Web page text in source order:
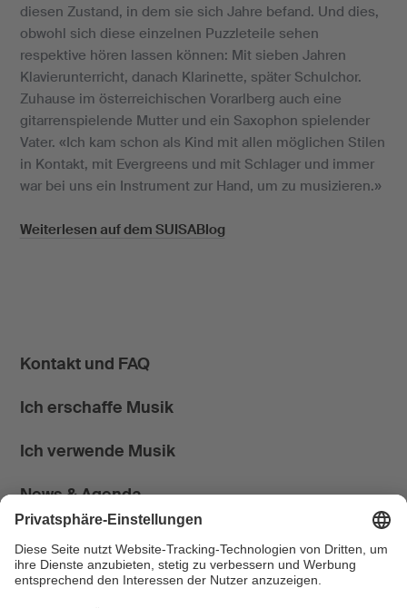
diesen Zustand, in dem sie sich Jahre befand. Und dies,
obwohl sich diese einzelnen Puzzleteile sehen
respektive hören lassen können: Mit sieben Jahren
Klavierunterricht, danach Klarinette, später Schulchor.
Zuhause im österreichischen Vorarlberg auch eine
gitarrenspielende Mutter und ein Saxophon spielender
Vater. «Ich kam schon als Kind mit allen möglichen Stilen
in Kontakt, mit Evergreens und mit Schlager und immer
war bei uns ein Instrument zur Hand, um zu musizieren.»
Weiterlesen auf dem SUISABlog
Kontakt und FAQ
Ich erschaffe Musik
Ich verwende Musik
News & Agenda